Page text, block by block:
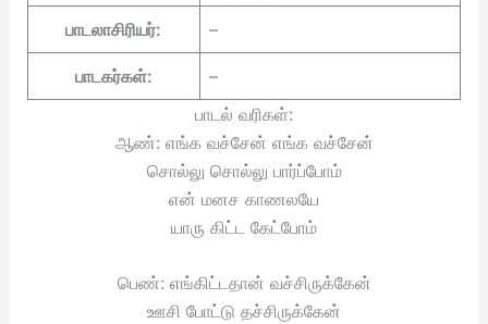
பாடலாசிரியர்: –
பாடகர்கள்:
–
பாடல் வரிகள்:
ஆண்: எங்க வச்சேன் எங்க வச்சேன்
சொல்லு சொல்லு பார்ப்போம்
என் மனச காணலயே
யாரு கிட்ட கேட்போம்
பெண்: எங்கிட்டதான் வச்சிருக்கேன்
ஊசி போட்டு தச்சிருக்கேன்